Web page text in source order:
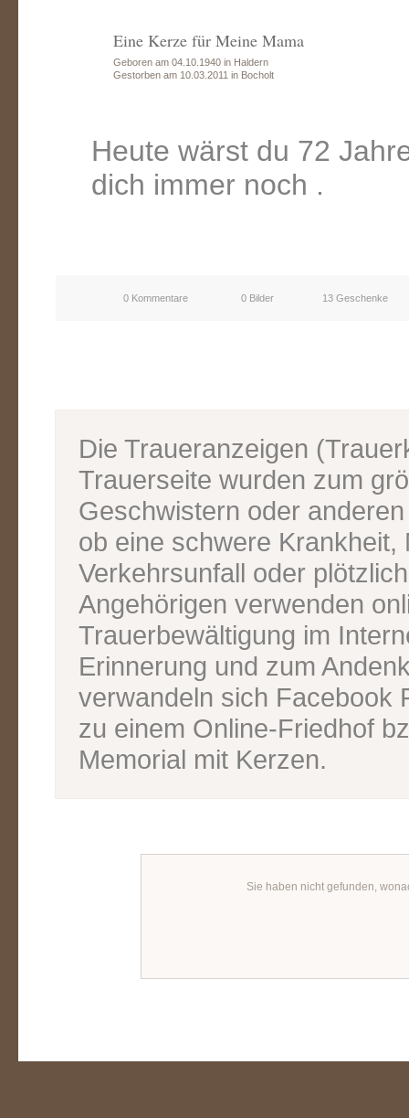
Eine Kerze für Meine Mama
Geboren am 04.10.1940 in Haldern
Gestorben am 10.03.2011 in Bocholt
Heute wärst du 72
dich immer noch .
0 Kommentare 0 Bilder 13 Geschenke
Die Traueranzeigen
Trauerseite wurden zum
Geschwistern oder
ob eine schwere Krankheit,
Verkehrsunfall oder
Angehörigen verwenden
Trauerbewältigung im
Erinnerung und zum
verwandeln sich Facebook
zu einem Online-Friedhof
Memorial mit Kerzen.
Sie haben nicht gefunden,